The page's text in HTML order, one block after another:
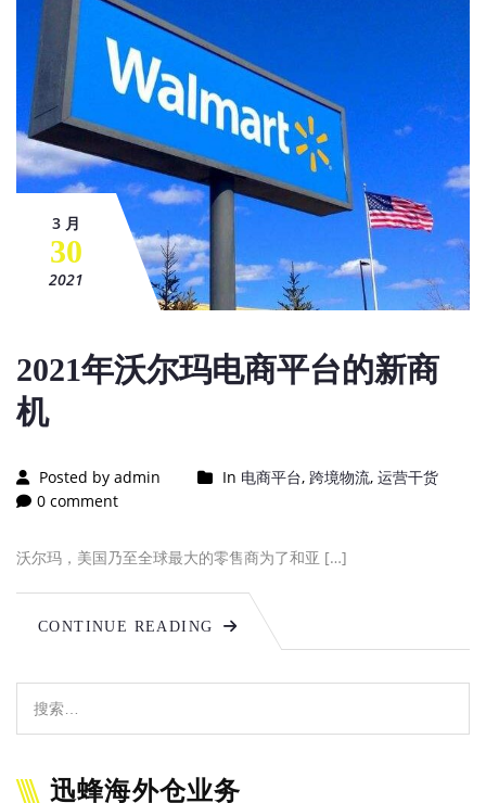
3 月
30
2021
2021年沃尔玛电商平台的新商
机
Posted by admin In 电商平台, 跨境物流, 运营干货
0 comment
沃尔玛，美国乃至全球最大的零售商为了和亚 […]
CONTINUE READING
迅蜂海外仓业务